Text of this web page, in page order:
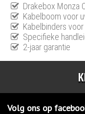
Drakebox Monza
Kabelboom voor
Kabelbinders
Specifieke
2-jaar garantie
Volg ons op